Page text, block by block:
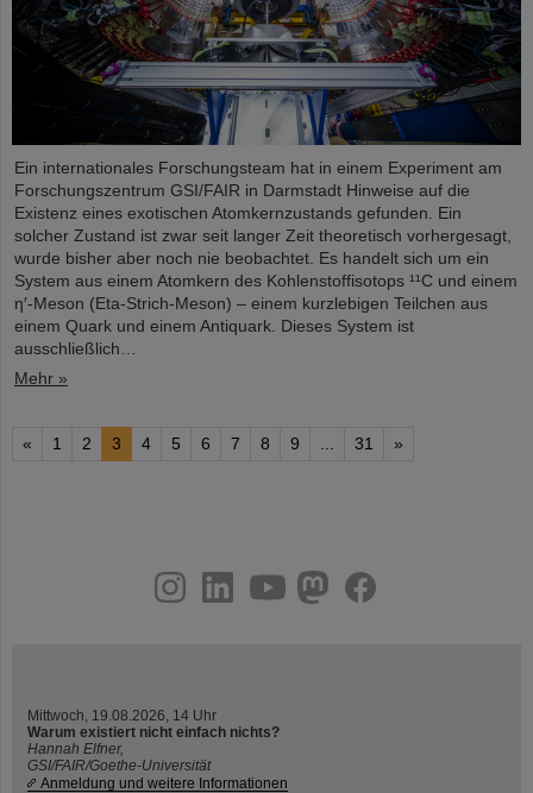
Ein internationales Forschungsteam hat in einem Experiment am
Forschungszentrum GSI/FAIR in Darmstadt Hinweise auf die
Existenz eines exotischen Atomkernzustands gefunden. Ein
solcher Zustand ist zwar seit langer Zeit theoretisch vorhergesagt,
wurde bisher aber noch nie beobachtet. Es handelt sich um ein
System aus einem Atomkern des Kohlenstoffisotops ¹¹C und einem
η′‑Meson (Eta-Strich-Meson) – einem kurzlebigen Teilchen aus
einem Quark und einem Antiquark. Dieses System ist
ausschließlich…
Mehr »
« 1 2 3 4 5 6 7 8 9 ... 31 »
youtube
helmholtz.social
facebook
Mittwoch, 19.08.2026, 14 Uhr
Warum existiert nicht einfach nichts?
Hannah Elfner,
GSI/FAIR/Goethe-Universität
Anmeldung und weitere Informationen